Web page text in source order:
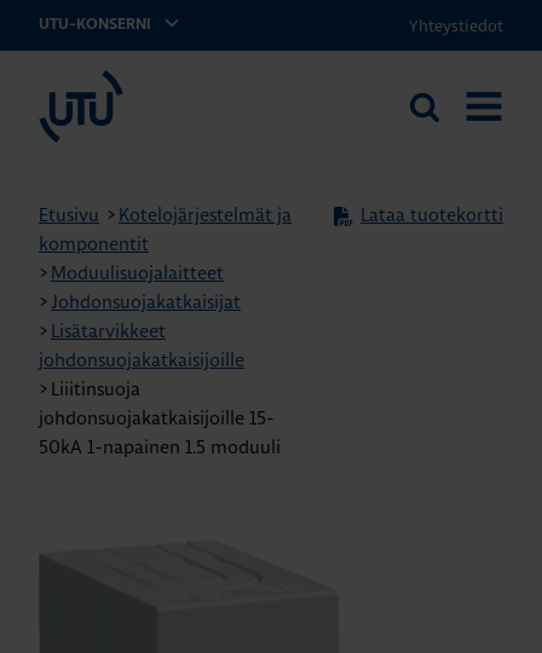
UTU-KONSERNI Yhteystiedot
Etsi
Etusivu > Kotelojärjestelmät ja
komponentit
> Moduulisuojalaitteet
>Johdonsuojakatkaisijat
> Lisätarvikkeet
johdonsuojakatkaisijoille
> Liiitinsuoja
johdonsuojakatkaisijoille 15-
50kA 1-napainen 1.5 moduuli
Lataa tuotekortti